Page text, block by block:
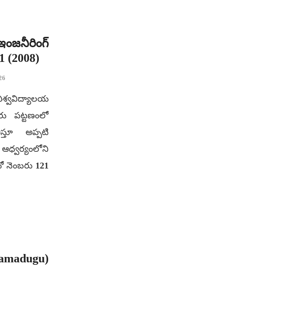
పట్టణంలో
అప్పటి
నెంబరు 121